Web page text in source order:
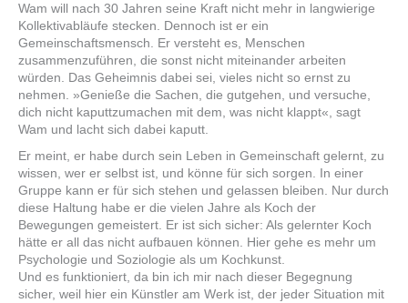
Wam will nach 30 Jahren seine Kraft nicht mehr in langwierige
Kollektivabläufe stecken. Dennoch ist er ein
Gemeinschaftsmensch. Er versteht es, Menschen
zusammenzuführen, die sonst nicht miteinander arbeiten
würden. Das Geheimnis dabei sei, vieles nicht so ernst zu
nehmen. »Genieße die Sachen, die gutgehen, und versuche,
dich nicht kaputtzumachen mit dem, was nicht klappt«, sagt
Wam und lacht sich dabei kaputt.
Er meint, er habe durch sein Leben in Gemeinschaft gelernt, zu
wissen, wer er selbst ist, und könne für sich sorgen. In einer
Gruppe kann er für sich stehen und gelassen bleiben. Nur durch
diese Haltung habe er die vielen Jahre als Koch der
Bewegungen gemeistert. Er ist sich sicher: Als gelernter Koch
hätte er all das nicht aufbauen können. Hier gehe es mehr um
Psychologie und Soziologie als um Kochkunst.
Und es funktioniert, da bin ich mir nach dieser Begegnung
sicher, weil hier ein Künstler am Werk ist, der jeder Situation mit